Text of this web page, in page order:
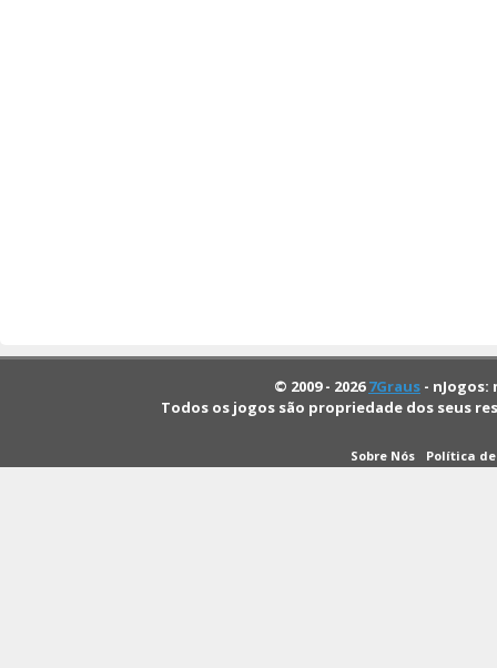
© 2009 - 20267Graus -
Todos os jogos são propriedade dos seus
Sobre Nós Política